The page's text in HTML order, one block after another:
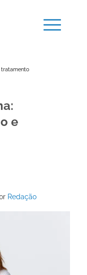
tratamento
e
Redação